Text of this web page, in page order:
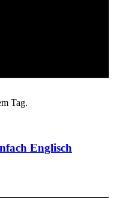
Tag.
Englisch